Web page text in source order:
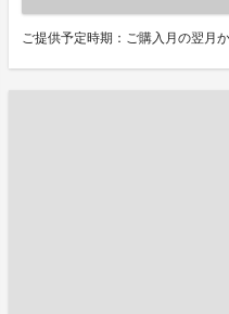
ご提供予定時期：ご購入月の翌月